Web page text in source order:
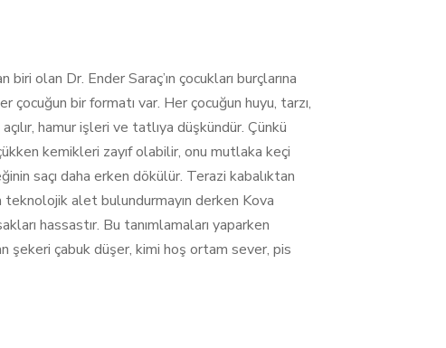
olan Dr. Ender Saraç’ın çocukları burçlarına
çocuğun bir formatı var. Her çocuğun huyu, tarzı,
hamur işleri ve tatlıya düşkündür. Çünkü
kemikleri zayıf olabilir, onu mutlaka keçi
saçı daha erken dökülür. Terazi kabalıktan
alet bulundurmayın derken Kova
hassastır. Bu tanımlamaları yaparken
şekeri çabuk düşer, kimi hoş ortam sever, pis